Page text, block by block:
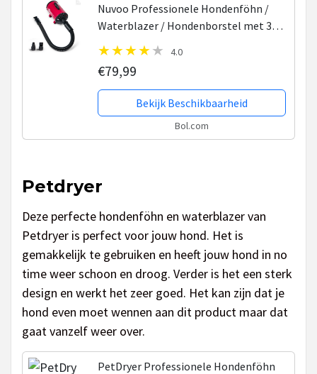
Nuvoo Professionele Hondenföhn /
Waterblazer / Hondenborstel met 3
Opzetstukken - Verstelbare Vermogen
tot 2200W - Warme / Koude Stand -
Rood
4.0
€79,99
Bekijk Beschikbaarheid
Bol.com
Petdryer
Deze perfecte hondenföhn en waterblazer van
Petdryer is perfect voor jouw hond. Het is
gemakkelijk te gebruiken en heeft jouw hond in no
time weer schoon en droog. Verder is het een sterk
design en werkt het zeer goed. Het kan zijn dat je
hond even moet wennen aan dit product maar dat
gaat vanzelf weer over.
PetDryer Professionele Hondenföhn